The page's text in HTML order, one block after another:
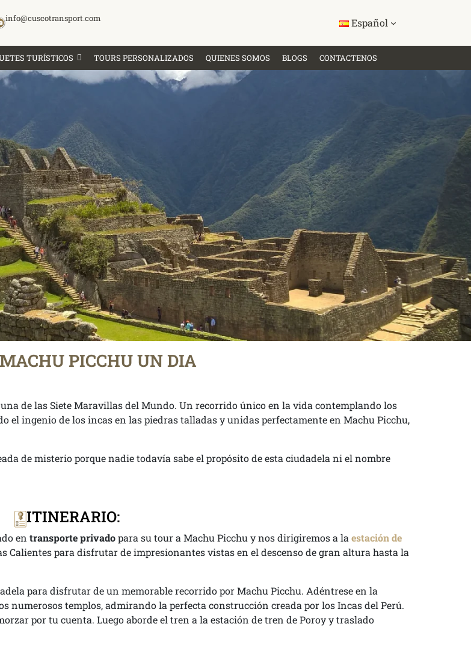
info@cuscotransport.com Español
TURÍSTICOS TOURS PERSONALIZADOS QUIENES SOMOS BLOGS CONTACTENOS
PICCHU UN DIA
de las Siete Maravillas del Mundo. Un recorrido único en la vida contemplando los
el ingenio de los incas en las piedras talladas y unidas perfectamente en Machu Picchu,
de misterio porque nadie todavía sabe el propósito de esta ciudadela ni el nombre
ITINERARIO:
en transporte privadopara su tour a Machu Picchu y nos dirigiremos a la estación de
Calientes para disfrutar de impresionantes vistas en el descenso de gran altura hasta la
para disfrutar de un memorable recorrido por Machu Picchu. Adéntrese en la
templos, admirando la perfecta construcción creada por los Incas del Perú.
por tu cuenta. Luego aborde el tren a la estación de tren de Poroy y traslado